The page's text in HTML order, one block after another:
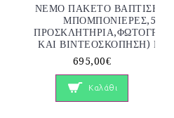
ΝΕΜΟ ΠΑΚΕΤΟ ΒΑΠΤΙΣΗΣ
ΜΠΟΜΠΟΝΙΕΡΕΣ,50
ΚΑΙ ΒΙΝΤΕΟΣΚΟΠΗΣΗ) Νο
695,00€
Καλάθι